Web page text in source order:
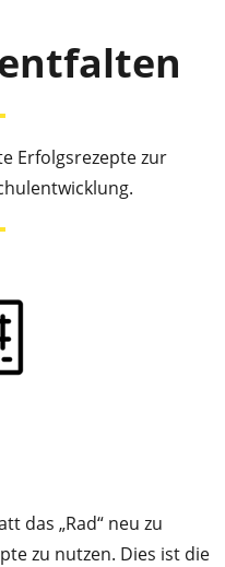
Erfolgsrezepte zur
das „Rad“ neu zu
zu nutzen. Dies ist die